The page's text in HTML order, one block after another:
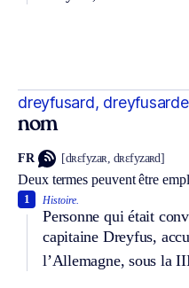
dreyfusard, dreyfusarde
nom
FR [dʀɛfyzaʀ, dʀɛfyzaʀd]
Deux termes peuvent être
Histoire.
Personne qui était
capitaine Dreyfus,
l’Allemagne, sous la
1